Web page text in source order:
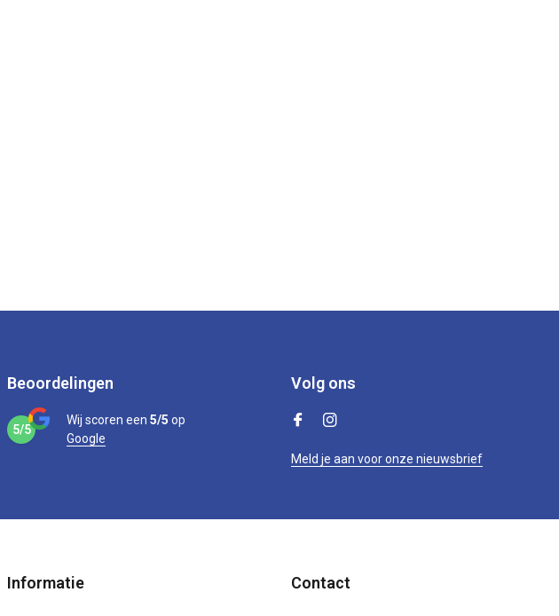
Beoordelingen
5/5
Wij scoren een 5/5 op
Google
Volg ons
Meld je aan voor onze nieuwsbrief
Informatie Contact